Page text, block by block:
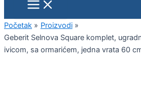
Početak
Proizvodi
Geberit Selnova Square komplet,
ivicom, sa ormarićem, jedna vrata 60
sa
ormarićem,
jedna
vrata